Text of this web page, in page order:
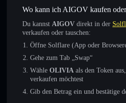
Wo kann ich AIGOV kaufen
Du kannst AIGOV direkt in der
verkaufen oder tauschen:
Öffne Solflare (App oder
Gehe zum Tab „Swap“
Wähle OLIVIA als den Token
verkaufen möchtest
Gib den Betrag ein und bestätige